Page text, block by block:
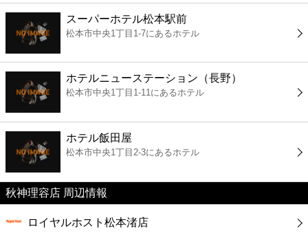
レジャー
書店
ファミレス
ファーストフード
カフェ
ショッピング
スーパーホテル松本駅前
松本市中央1丁目1-7にあるホテル
ホテルニューステーション（長野）
松本市中央1丁目1-11にあるホテル
ホテル飯田屋
松本市中央1丁目2-3にあるホテル
秋神理容店 周辺情報
ロイヤルホスト松本渚店